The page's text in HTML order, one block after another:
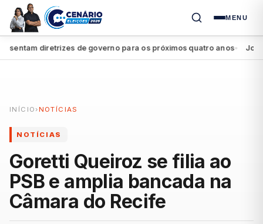
MENU
diretrizes de governo para os próximos quatro anos● João
INÍCIO › NOTÍCIAS
NOTÍCIAS
Goretti Queiroz se filia ao
PSB e amplia bancada na
Câmara do Recife